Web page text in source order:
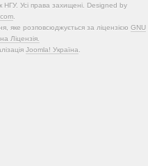
НГУ. Усі права захищені. Designed by
.
яке розповсюджується за ліцензією GNU
Ліцензія.
Joomla! Україна